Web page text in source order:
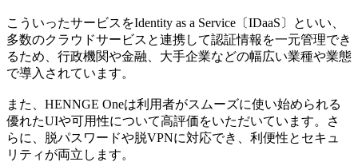
こういったサービスをIdentity as a Service〔IDaaS〕といい、
多数のクラウドサービスと連携して認証情報を一元管理でき
るため、行政機関や金融、大手企業などの幅広い業種や業態
で導入されています。
また、HENNGE Oneは利用者がスムーズに使い始められる
優れたUIや可用性について高評価をいただいています。さ
らに、脱パスワードや脱VPNに対応でき、利便性とセキュ
リティが両立します。